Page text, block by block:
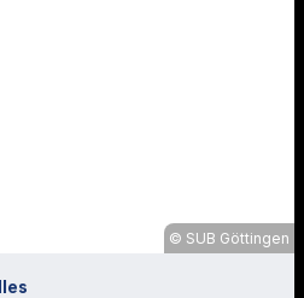
SUB Göttingen